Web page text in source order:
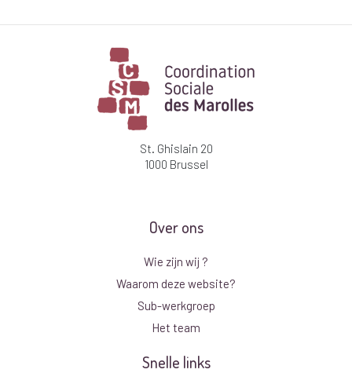
St. Ghislain 20
1000 Brussel
Over ons
Wie zijn wij ?
Waarom deze website?
Sub-werkgroep
Het team
Snelle links